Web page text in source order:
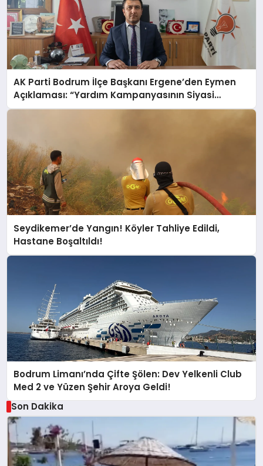
AK Parti Bodrum İlçe Başkanı Ergene’den Eymen
Açıklaması: “Yardım Kampanyasının Siyasi
Malzeme Yapılmasını Kınıyorum”
Seydikemer’de Yangın! Köyler Tahliye Edildi,
Hastane Boşaltıldı!
Bodrum Limanı’nda Çifte Şölen: Dev Yelkenli Club
Med 2 ve Yüzen Şehir Aroya Geldi!
Son Dakika